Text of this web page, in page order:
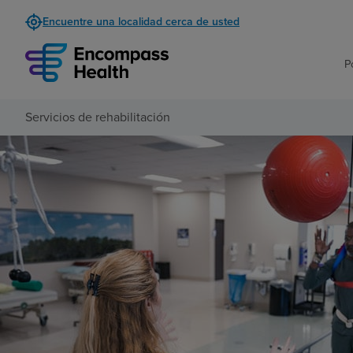
Encuentre una localidad cerca de usted
Servicios de rehabilitación